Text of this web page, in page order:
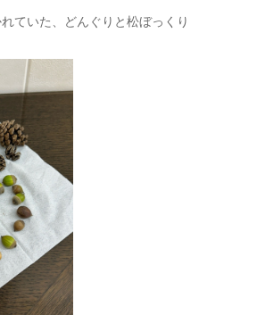
ていた、どんぐりと松ぼっくり